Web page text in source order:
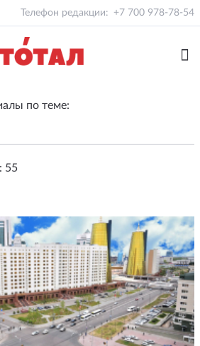
Телефон редакции: +7 700 978-78-54
по теме:
55